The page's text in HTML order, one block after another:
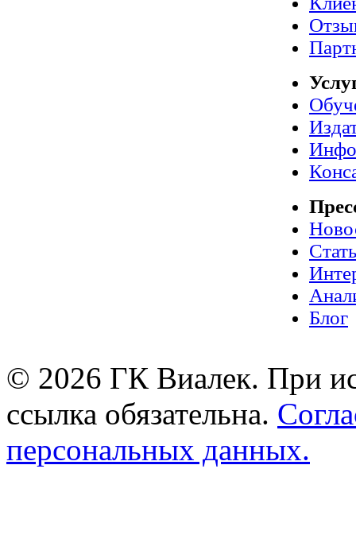
Блог
© 2026 ГК Виалек. При
ссылка обязательна.
персональных данных.